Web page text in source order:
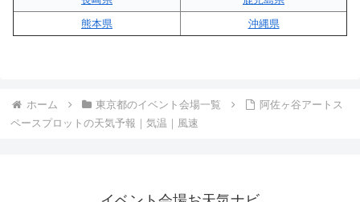
熊本県
沖縄県
ホーム 東京都のイベント会場一覧
阿佐ヶ谷アートス
ペースプロットの天気予報｜気温｜風速